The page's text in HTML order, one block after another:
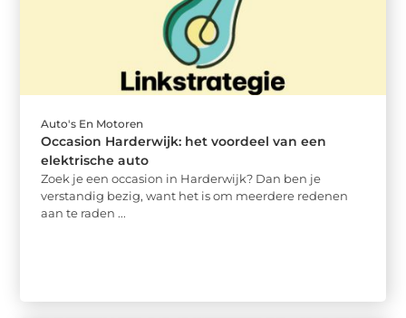
Auto's En Motoren
Occasion Harderwijk: het voordeel van een
elektrische auto
Zoek je een occasion in Harderwijk? Dan ben je
verstandig bezig, want het is om meerdere redenen
aan te raden ...